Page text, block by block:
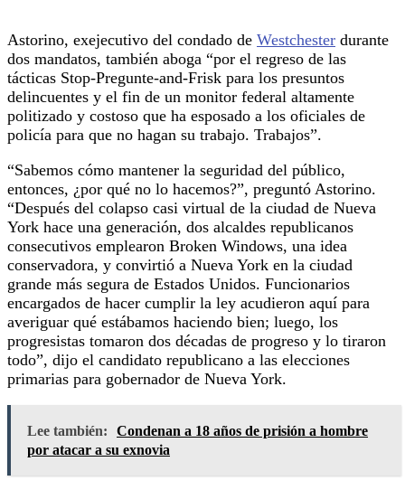
Astorino, exejecutivo del condado de Westchester durante
dos mandatos, también aboga “por el regreso de las
tácticas Stop-Pregunte-and-Frisk para los presuntos
delincuentes y el fin de un monitor federal altamente
politizado y costoso que ha esposado a los oficiales de
policía para que no hagan su trabajo. Trabajos”.
“Sabemos cómo mantener la seguridad del público,
entonces, ¿por qué no lo hacemos?”, preguntó Astorino.
“Después del colapso casi virtual de la ciudad de Nueva
York hace una generación, dos alcaldes republicanos
consecutivos emplearon Broken Windows, una idea
conservadora, y convirtió a Nueva York en la ciudad
grande más segura de Estados Unidos. Funcionarios
encargados de hacer cumplir la ley acudieron aquí para
averiguar qué estábamos haciendo bien; luego, los
progresistas tomaron dos décadas de progreso y lo tiraron
todo”, dijo el candidato republicano a las elecciones
primarias para gobernador de Nueva York.
Lee también:
Condenan a 18 años de prisión a hombre
por atacar a su exnovia